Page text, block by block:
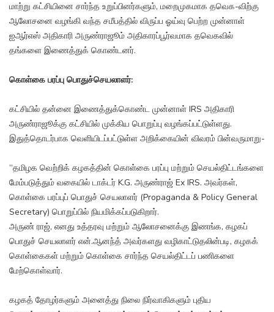
மாற்று கட்சியினை சார்ந்த உறுப்பினர்களும், மறைமுகமாக தவெக-விற்கு
ஆலோசனை வழங்கி வந்த சமீபத்தில் விருப்ப ஓய்வு பெற்ற முன்னாள்
ஐஆர்எஸ் அதிகாரி அருண்ராஜூம் அதிகாரப்பூர்வமாக தவெகவில்
தங்களை இணைத்துக் கொண்டனர்.
கொள்கை பரப்பு பொதுச்செயலாளர்:
கட்சியில் தன்னை இணைத்துக்கொண்ட முன்னாள் IRS அதிகாரி
அருண்ராஜூக்கு கட்சியில் முக்கிய பொறுப்பு வழங்கப்பட்டுள்ளது.
இதுத்தொடர்பாக வெளியிடப்பட்டுள்ள அறிக்கையின் விவரம் பின்வருமாறு-
”தமிழக வெற்றிக் கழகத்தின் கொள்கை பரப்பு மற்றும் செயல்திட்டங்களை
மேம்படுத்தும் வகையில் டாக்டர் K.G. அருண்ராஜ் Ex IRS. அவர்கள்,
கொள்கை பரப்புப் பொதுச் செயலாளர் (Propaganda & Policy General
Secretary) பொறுப்பில் நியமிக்கப்படுகிறார்.
அருண் ராஜ், எனது உத்தரவு மற்றும் ஆலோசனைக்கு இணங்க, கழகப்
பொதுச் செயலாளர் என்.ஆனந்த் அவர்களது வழிகாட்டுதலின்படி, கழகக்
கொள்கைகள் மற்றும் கொள்கை சார்ந்த செயல்திட்டப் பணிகளை
மேற்கொள்வார்.
கழகத் தோழர்களும் அனைத்து நிலை நிர்வாகிகளும் புதிய